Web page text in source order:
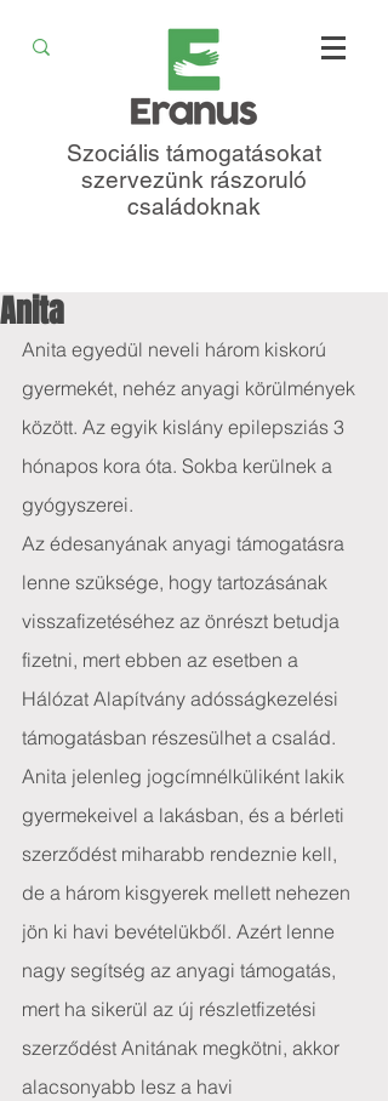
Szociális támogatásokat
szervezünk rászoruló
családoknak
Anita
Anita egyedül neveli három kiskorú
gyermekét, nehéz anyagi körülmények
között. Az egyik kislány epilepsziás 3
hónapos kora óta. Sokba kerülnek a
gyógyszerei.
Az édesanyának anyagi támogatásra
lenne szüksége, hogy tartozásának
visszafizetéséhez az önrészt betudja
fizetni, mert ebben az esetben a
Hálózat Alapítvány adósságkezelési
támogatásban részesülhet a család.
Anita jelenleg jogcímnélküliként lakik
gyermekeivel a lakásban, és a bérleti
szerződést miharabb rendeznie kell,
de a három kisgyerek mellett nehezen
jön ki havi bevételükből. Azért lenne
nagy segítség az anyagi támogatás,
mert ha sikerül az új részletfizetési
szerződést Anitának megkötni, akkor
alacsonyabb lesz a havi